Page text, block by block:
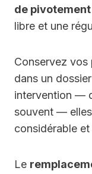
de pivotement
libre et une
Conservez
dans un
intervention —
souvent —
considérable
Le